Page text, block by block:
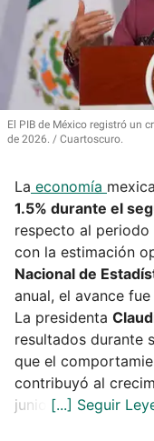
El PIB de México registró un
de 2026.
Cuartoscuro.
La economía
1.5% durante el
respecto al
con la estimación
Nacional de
anual, el avance
La presidenta
resultados durante
que el
contribuyó al
junio.